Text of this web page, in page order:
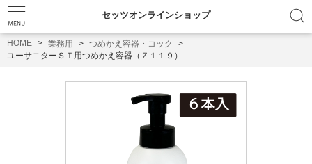
セッツオンラインショップ
HOME 業務用
つめかえ容器・コック
ユーサニターＳＴ用つめかえ容器（Ｚ１１９）